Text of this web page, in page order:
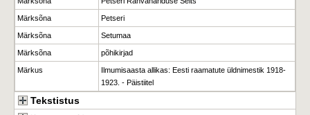
Märksõna Petseri
Märksõna Setumaa
Märksõna põhikirjad
Märkus
Ilmumisaasta allikas: Eesti raamatute üldnimestik 1918-
1923. - Päistiitel
Tekstistus